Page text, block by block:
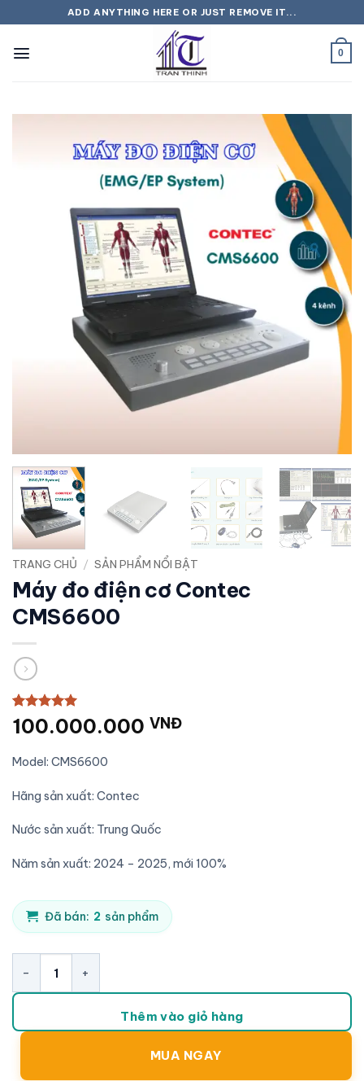
qua
nội
ADD ANYTHING HERE OR JUST REMOVE IT...
0
TRANG CHỦ / SẢN PHẨM NỔI BẬT
Máy đo điện cơ Contec
CMS6600
5trên 5
dựa trên
3
100.000.000 VNĐ
Model: CMS6600
Hãng sản xuất: Contec
Nước sản xuất: Trung Quốc
Năm sản xuất: 2024 – 2025, mới 100%
Đã bán: 2 sản phẩm
Máy đo điện cơ Contec CMS6600 số lượng
Thêm vào giỏ hàng
MUA NGAY